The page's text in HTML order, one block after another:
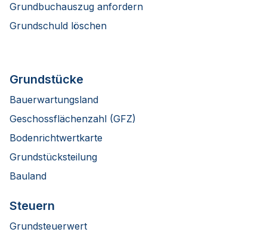
Grundbuchauszug anfordern
Grundschuld löschen
Grundstücke
Bauerwartungsland
Geschossflächenzahl (GFZ)
Bodenrichtwertkarte
Grundstücksteilung
Bauland
Steuern
Grundsteuerwert